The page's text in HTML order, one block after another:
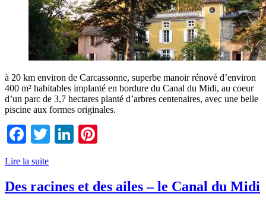
à 20 km environ de Carcassonne, superbe manoir rénové d’environ
400 m² habitables implanté en bordure du Canal du Midi, au coeur
d’un parc de 3,7 hectares planté d’arbres centenaires, avec une belle
piscine aux formes originales.
Facebook
TwitterLinkedIn
Lire la suite
Des racines et des ailes – le Canal du Midi